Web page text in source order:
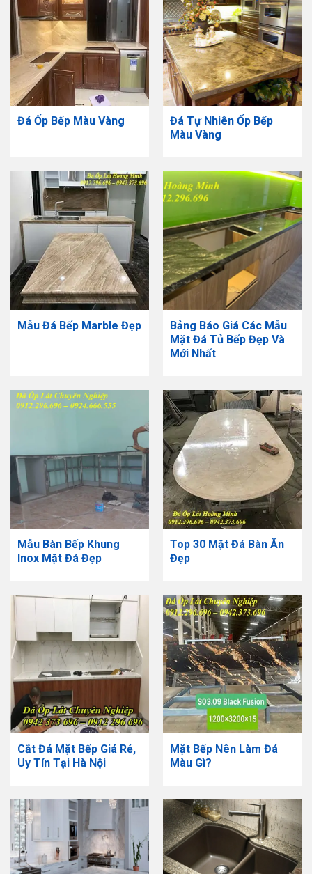
Đá Ốp Bếp Màu Vàng
Đá Tự Nhiên Ốp Bếp
Màu Vàng
Mẫu Đá Bếp Marble Đẹp
Bảng Báo Giá Các Mẫu
Mặt Đá Tủ Bếp Đẹp Và
Mới Nhất
Mẫu Bàn Bếp Khung
Inox Mặt Đá Đẹp
Top 30 Mặt Đá Bàn Ăn
Đẹp
Cắt Đá Mặt Bếp Giá Rẻ,
Uy Tín Tại Hà Nội
Mặt Bếp Nên Làm Đá
Màu Gì?